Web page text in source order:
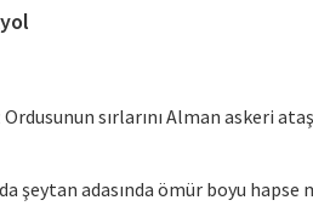
sırlarını Alman askeri
şeytan adasında ömür boyu hapse